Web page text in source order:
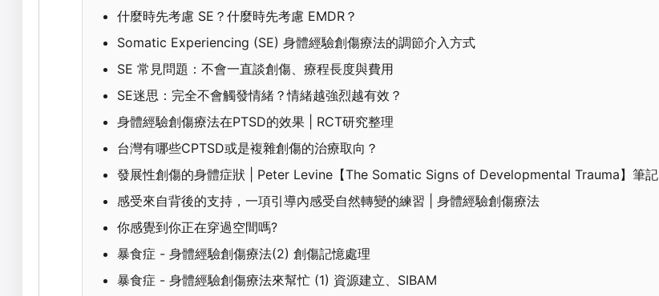
什麼時先考慮 SE？什麼時先考慮 EMDR？
Somatic Experiencing (SE) 身體經驗創傷療法的調節介入方式
SE 常見問題：不會一直談創傷、療程長度與費用
SE迷思：完全不會觸發情緒？情緒越強烈越有效？
身體經驗創傷療法在PTSD的效果 | RCT研究整理
台灣有哪些CPTSD或是複雜創傷的治療取向？
發展性創傷的身體症狀 | Peter Levine【The Somatic Signs of Developmental Trauma】筆記
感受來自背後的支持，一項引導內感受自然轉變的練習 | 身體經驗創傷療法
你感覺到你正在穿過空間嗎?
暴食症 - 身體經驗創傷療法(2) 創傷記憶處理
暴食症 - 身體經驗創傷療法來幫忙 (1) 資源建立、SIBAM